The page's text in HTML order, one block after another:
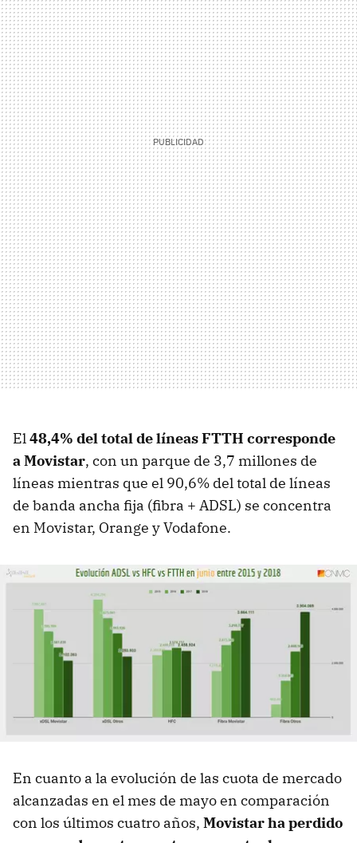
El48,4% del total de líneas FTTH corresponde
a Movistar, con un parque de 3,7 millones de
líneas mientras que el 90,6% del total de líneas
de banda ancha fija (fibra + ADSL) se concentra
en Movistar, Orange y Vodafone.
En cuanto a la evolución de las cuota de mercado
alcanzadas en el mes de mayo en comparación
con los últimos cuatro años, Movistar ha perdido